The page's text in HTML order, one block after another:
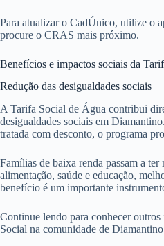
Para atualizar o CadÚnico, utilize o
procure o CRAS mais próximo.
Benefícios e impactos sociais da
Redução das desigualdades sociais
A Tarifa Social de Água contribui
desigualdades sociais em
tratada com desconto, o programa
Famílias de baixa renda passam a
alimentação, saúde e educação,
benefício é um importante
Continue lendo para conhecer
Social na comunidade de